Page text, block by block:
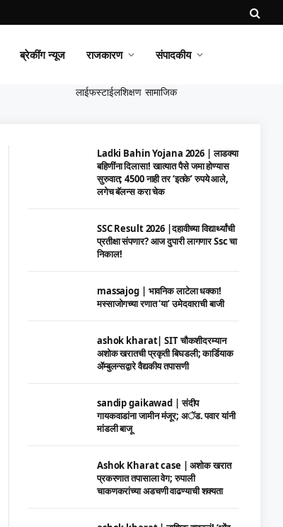
ब्रेकींग न्यूज राजकारण
लाईफस्टाईलशिक्षण
संपादकीय
सामाजिक
Ladki Bahin Yojana 2026 | लाडक्या
बहिणींना दिलासा! खात्यात पैसे जमा होण्यास
सुरुवात; 4500 नाही तर ‘इतके’ रुपये आले,
लगेच बॅलन्स करा चेक
SSC Result 2026 |दहावीच्या विद्यार्थ्यांची
प्रतीक्षा संपणार? आज दुपारी लागणार Ssc चा
निकाल!
massajog | भावनिक लाटेला धक्का!
मस्साजोगच्या रणात ‘या’ उमेदवाराची बाजी
ashok kharat| SIT चौकशीदरम्यान
अशोक खरातची प्रकृती बिघडली; कार्डियाक
ॲम्बुलन्सद्वारे वैद्यकीय तपासणी
sandip gaikawad | संदीप
गायकवाडांना जामीन मंजूर; अॅड. पवार यांनी
मांडली बाजू
Ashok Kharat case | अशोक खरात
प्रकरणात तपासाला वेग; रुपाली
चाकणकरांच्या अडचणी वाढण्याची शक्यता